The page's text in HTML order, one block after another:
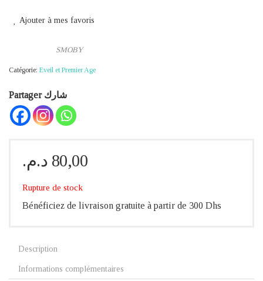
Ajouter à mes favoris
SMOBY
Catégorie: Eveil et Premier Age
Partager شارك
80,00 د.م.
Rupture de stock
Bénéficiez de livraison gratuite à partir de 300 Dhs
Description
Informations complémentaires